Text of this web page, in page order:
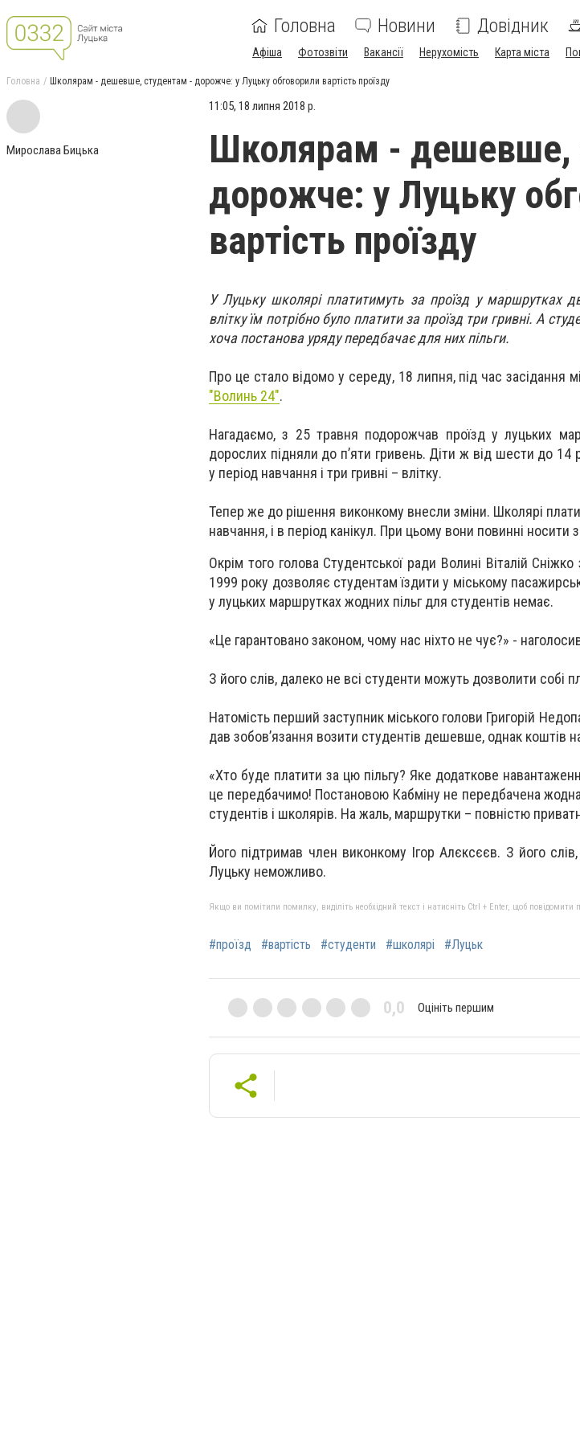
Головна Новини Довідник
Афіша Фотозвіти Вакансії Нерухомість Карта міста
Головна Школярам - дешевше, студентам - дорожче: у Луцьку обговорили вартість проїзду
Мирослава Бицька
11:05, 18 липня 2018 р.
Школярам - дешевше,
дорожче: у Луцьку
вартість проїзду
У Луцьку школярі платитимуть за проїзд у маршрутках
влітку їм потрібно було платити за проїзд три гривні. А
хоча постанова уряду передбачає для них пільги.
Про це стало відомо у середу, 18 липня, під час засідання
"Волинь 24".
Нагадаємо, з 25 травня подорожчав проїзд у луцьких
дорослих підняли до п’яти гривень. Діти ж від шести до 14
у період навчання і три гривні – влітку.
Тепер же до рішення виконкому внесли зміни. Школярі
навчання, і в період канікул. При цьому вони повинні носити
Окрім того голова Студентської ради Волині Віталій
1999 року дозволяє студентам їздити у міському
у луцьких маршрутках жодних пільг для студентів немає.
«Це гарантовано законом, чому нас ніхто не чує?» -
З його слів, далеко не всі студенти можуть дозволити собі
Натомість перший заступник міського голови Григорій
дав зобов’язання возити студентів дешевше, однак коштів
«Хто буде платити за цю пільгу? Яке додаткове
це передбачимо! Постановою Кабміну не передбачена жодна
студентів і школярів. На жаль, маршрутки – повністю
Його підтримав член виконкому Ігор Алєксєєв. З його
Луцьку неможливо.
Якщо ви помітили помилку, виділіть необхідний текст і натисніть Ctrl + Enter, щоб повідомити
#проїзд #вартість #студенти #школярі #Луцьк
0,0 Оцініть першим